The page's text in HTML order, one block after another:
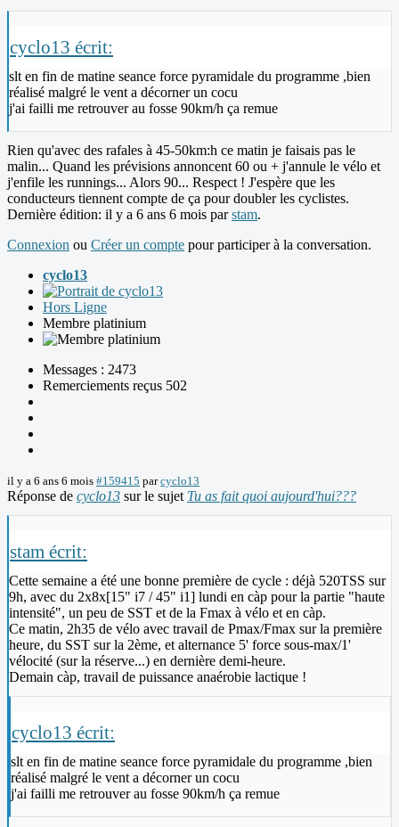
cyclo13 écrit:
slt en fin de matine seance force pyramidale du programme ,bien
réalisé malgré le vent a décorner un cocu
j'ai failli me retrouver au fosse 90km/h ça remue
Rien qu'avec des rafales à 45-50km:h ce matin je faisais pas le
malin... Quand les prévisions annoncent 60 ou + j'annule le vélo et
j'enfile les runnings... Alors 90... Respect ! J'espère que les
conducteurs tiennent compte de ça pour doubler les cyclistes.
Dernière édition: il y a 6 ans 6 mois parstam.
Connexion ou Créer un compte pour participer à la conversation.
cyclo13
Hors Ligne
Membre platinium
Messages : 2473
Remerciements reçus 502
il y a 6 ans 6 mois #159415 parcyclo13
Réponse de cyclo13 sur le sujet Tu as fait quoi aujourd'hui???
stam écrit:
Cette semaine a été une bonne première de cycle : déjà 520TSS sur
9h, avec du 2x8x[15" i7 / 45" i1] lundi en càp pour la partie "haute
intensité", un peu de SST et de la Fmax à vélo et en càp.
Ce matin, 2h35 de vélo avec travail de Pmax/Fmax sur la première
heure, du SST sur la 2ème, et alternance 5' force sous-max/1'
vélocité (sur la réserve...) en dernière demi-heure.
Demain càp, travail de puissance anaérobie lactique !
cyclo13 écrit:
slt en fin de matine seance force pyramidale du programme ,bien
réalisé malgré le vent a décorner un cocu
j'ai failli me retrouver au fosse 90km/h ça remue